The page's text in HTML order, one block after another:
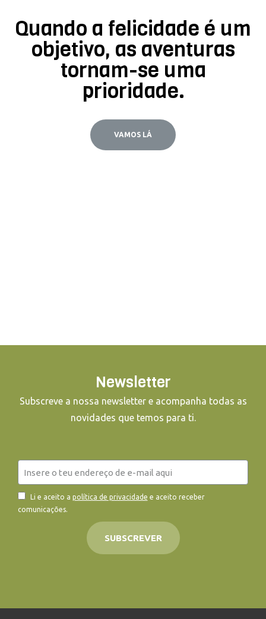
Quando a felicidade é um
objetivo, as aventuras
tornam-se uma
prioridade.
VAMOS LÁ
Newsletter
Subscreve a nossa newsletter e acompanha todas as
novidades que temos para ti.
Li e aceito a política de privacidade e aceito receber
comunicações.
SUBSCREVER